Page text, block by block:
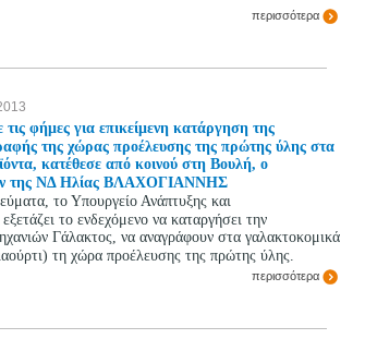
περισσότερα
φήμες για επικείμενη κατάργηση της
της χώρας προέλευσης της πρώτης ύλης στα
κατέθεσε από κοινού στη Βουλή, ο
της ΝΔ Ηλίας ΒΛΑΧΟΓΙΑΝΝΗΣ
το Υπουργείο Ανάπτυξης και
το ενδεχόμενο να καταργήσει την
Γάλακτος, να αναγράφουν στα γαλακτοκομικά
τη χώρα προέλευσης της πρώτης ύλης.
περισσότερα